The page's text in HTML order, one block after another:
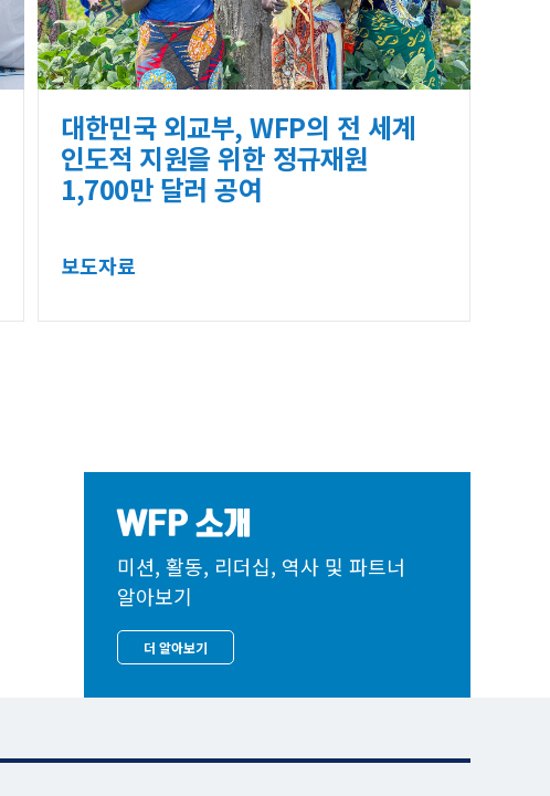
대한민국 외교부, WFP의 전 세계
인도적 지원을 위한 정규재원
1,700만 달러 공여
보도자료
WFP 소개
미션, 활동, 리더십, 역사 및 파트너
알아보기
더 알아보기